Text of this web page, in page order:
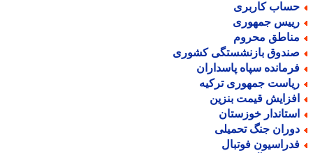
کاربری
جمهوری
محروم
بازنشستگی کشوری
سپاه پاسداران
جمهوری ترکیه
قیمت بنزین
خوزستان
جنگ تحمیلی
فوتبال